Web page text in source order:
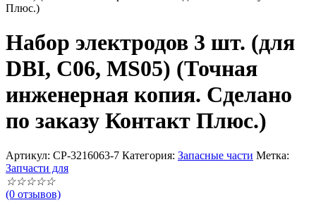
Плюс.)
Набор электродов 3 шт. (для
DBI, C06, MS05) (Точная
инженерная копия. Cделано
по заказу Контакт Плюс.)
Артикул: CP-3216063-7 Категория: Запасные части Метка:
Запчасти для
☆☆☆☆☆
(0 отзывов)